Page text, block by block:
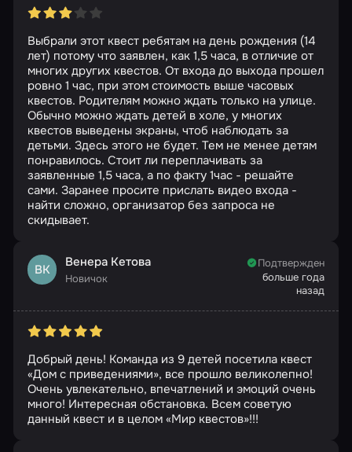
Выбрали этот квест ребятам на день рождения (14
лет) потому что заявлен, как 1,5 часа, в отличие от
многих других квестов. От входа до выхода прошел
ровно 1 час, при этом стоимость выше часовых
квестов. Родителям можно ждать только на улице.
Обычно можно ждать детей в холе, у многих
квестов выведены экраны, чтоб наблюдать за
детьми. Здесь этого не будет. Тем не менее детям
понравилось. Стоит ли переплачивать за
заявленные 1,5 часа, а по факту 1час - решайте
сами. Заранее просите прислать видео входа -
найти сложно, организатор без запроса не
скидывает.
ВК Венера Кетова
Новичок
Подтвержден
больше года
назад
Добрый день! Команда из 9 детей посетила квест
«Дом с приведениями», все прошло великолепно!
Очень увлекательно, впечатлений и эмоций очень
много! Интересная обстановка. Всем советую
данный квест и в целом «Мир квестов»!!!